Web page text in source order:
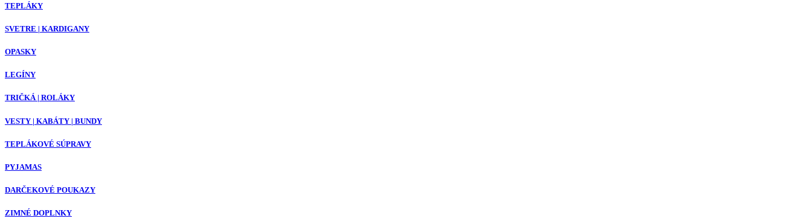
TEPLÁKY
SVETRE | KARDIGANY
OPASKY
LEGÍNY
TRIČKÁ | ROLÁKY
VESTY | KABÁTY | BUNDY
TEPLÁKOVÉ SÚPRAVY
PYJAMAS
DARČEKOVÉ POUKAZY
ZIMNÉ DOPLNKY